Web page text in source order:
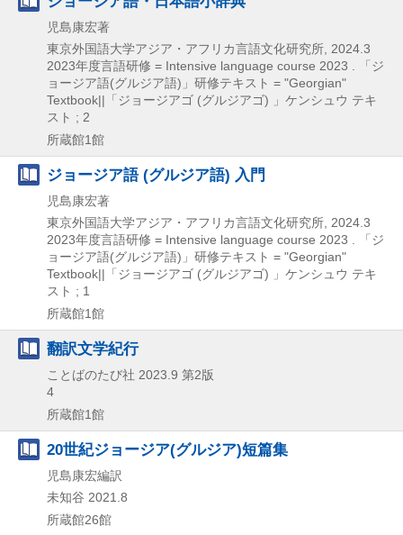
児島康宏著
東京外国語大学アジア・アフリカ言語文化研究所, 2024.3
2023年度言語研修 = Intensive language course 2023 . 「ジ
ョージア語(グルジア語)」研修テキスト = "Georgian"
Textbook||「ジョージアゴ (グルジアゴ) 」ケンシュウ テキ
スト ; 2
所蔵館1館
ジョージア語 (グルジア語) 入門
児島康宏著
東京外国語大学アジア・アフリカ言語文化研究所, 2024.3
2023年度言語研修 = Intensive language course 2023 . 「ジ
ョージア語(グルジア語)」研修テキスト = "Georgian"
Textbook||「ジョージアゴ (グルジアゴ) 」ケンシュウ テキ
スト ; 1
所蔵館1館
翻訳文学紀行
ことばのたび社 2023.9 第2版
4
所蔵館1館
20世紀ジョージア(グルジア)短篇集
児島康宏編訳
未知谷 2021.8
所蔵館26館